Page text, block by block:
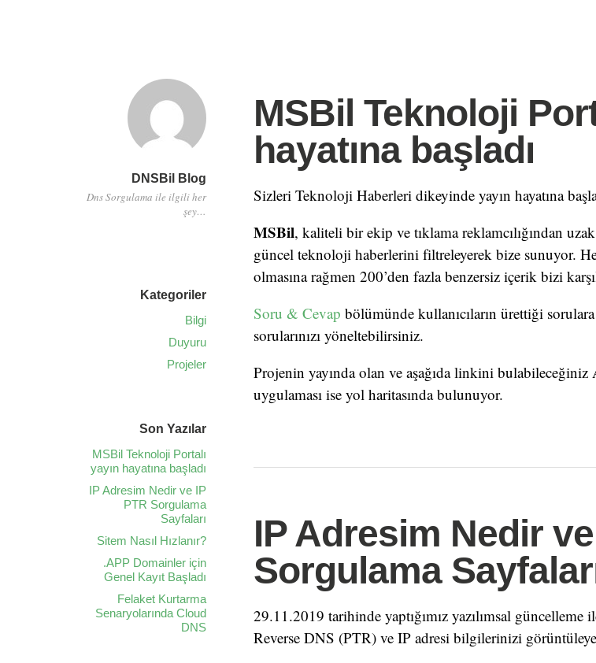
DNSBil Blog
Dns Sorgulama ile ilgili her
şey…
MSBil Teknoloji
hayatına başladı
Sizleri Teknoloji Haberleri dikeyinde yayın hayatına
MSBil, kaliteli bir ekip ve tıklama reklamcılığından
güncel teknoloji haberlerini filtreleyerek bize sunuyor.
olmasına rağmen 200’den fazla benzersiz içerik bizi
Soru & Cevap bölümünde kullanıcıların ürettiği
sorularınızı yöneltebilirsiniz.
Projenin yayında olan ve aşağıda linkini bulabileceğiniz
uygulaması ise yol haritasında bulunuyor.
IP Adresim Nedir
Sorgulama
29.11.2019 tarihinde yaptığımız yazılımsal güncelleme
Reverse DNS (PTR) ve IP adresi bilgilerinizi
Kategoriler
Bilgi
Duyuru
Projeler
Son Yazılar
MSBil Teknoloji Portalı
yayın hayatına başladı
IP Adresim Nedir ve IP
PTR Sorgulama
Sayfaları
Sitem Nasıl Hızlanır?
.APP Domainler için
Genel Kayıt Başladı
Felaket Kurtarma
Senaryolarında Cloud
DNS